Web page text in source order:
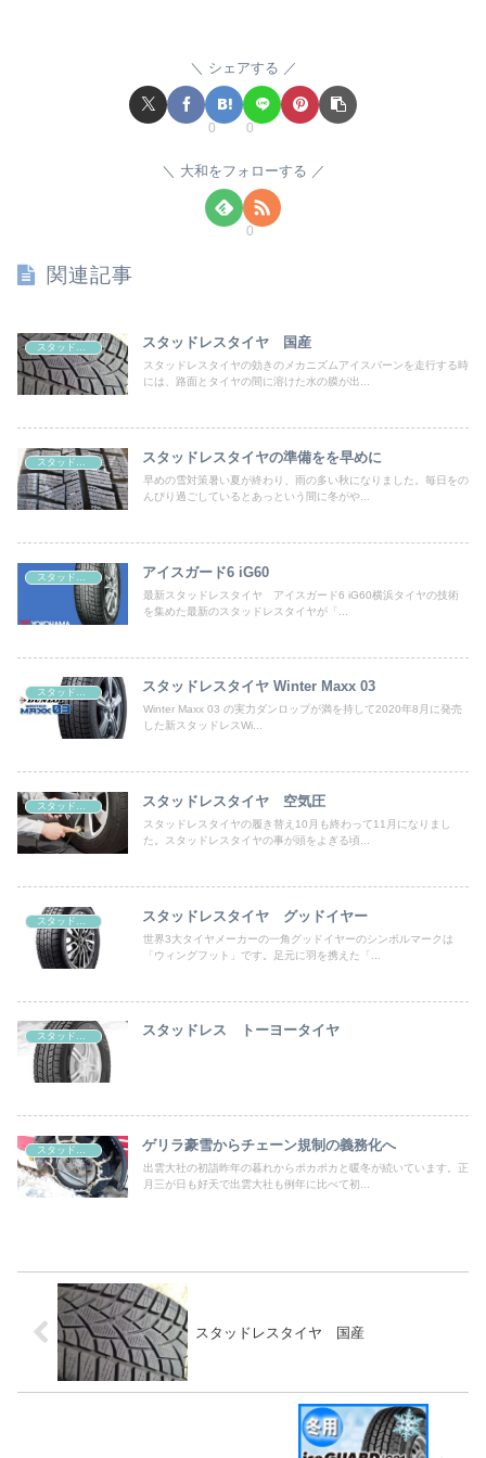
シェアする
0 0
大和をフォローする
0
関連記事
スタッドレスタイヤ 性能比較 スタッドレスタイヤ 国産
スタッドレスタイヤの効きのメカニズムアイスバーンを走行する時
には、路面とタイヤの間に溶けた水の膜が出...
スタッドレスタイヤ 性能比較 スタッドレスタイヤの準備をを早めに
早めの雪対策暑い夏が終わり、雨の多い秋になりました。毎日をの
んびり過ごしているとあっという間に冬がや...
アイスガード6 iG60
最新スタッドレスタイヤ アイスガード6 iG60横浜タイヤの技術
を集めた最新のスタッドレスタイヤが「...
スタッドレスタイヤ Winter Maxx 03
Winter Maxx 03 の実力ダンロップが満を持して2020年8月に発売
した新スタッドレスWi...
スタッドレスタイヤ 性能比較 スタッドレスタイヤ 空気圧
スタッドレスタイヤの履き替え10月も終わって11月になりまし
た。スタッドレスタイヤの事が頭をよぎる頃...
スタッドレスタイヤ グッドイヤー
世界3大タイヤメーカーの一角グッドイヤーのシンボルマークは
「ウィングフット」です。足元に羽を携えた「...
スタッドレス トーヨータイヤ
スタッドレスタイヤ 性能比較 ゲリラ豪雪からチェーン規制の義務化へ
出雲大社の初詣昨年の暮れからポカポカと暖冬が続いています。正
月三が日も好天で出雲大社も例年に比べて初...
スタッドレスタイヤ 国産